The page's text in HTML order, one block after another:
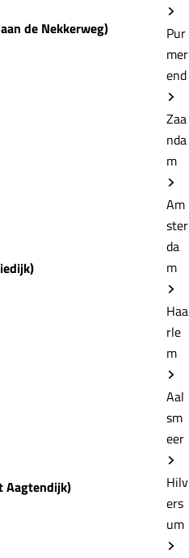
Pur
mer
end
Zaa
nda
m
Am
ster
da
m
Haa
rle
m
Aal
sm
eer
Hilv
ers
um
de Nekkerweg)
Aagtendijk)